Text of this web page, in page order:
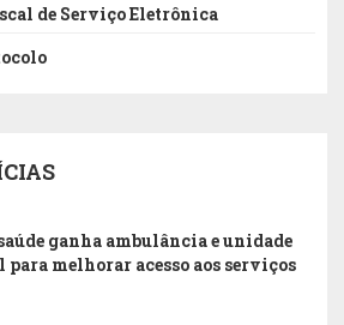
de Serviço Eletrônica
ganha ambulância e unidade
melhorar acesso aos serviços